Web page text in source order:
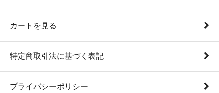
カートを見る
特定商取引法に基づく表記
プライバシーポリシー